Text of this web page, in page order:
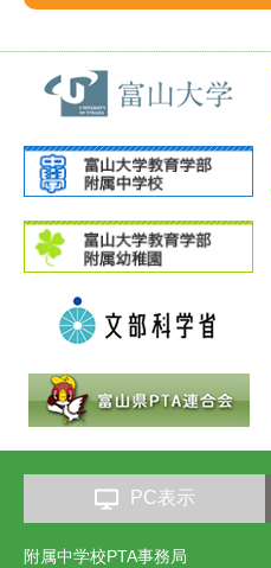
PC表示
附属中学校PTA事務局